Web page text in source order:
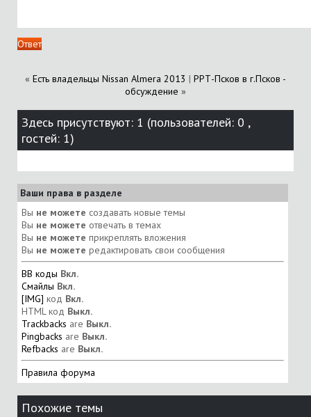
Ответ
« Есть владельцы Nissan Almera 2013 | РРТ-Псков в г.Псков -
обсуждение »
Здесь присутствуют: 1 (пользователей: 0 ,
гостей: 1)
Ваши права в разделе
Вы не можете создавать новые темы
Вы не можете отвечать в темах
Вы не можете прикреплять вложения
Вы не можете редактировать свои сообщения
BB коды Вкл.
Смайлы Вкл.
[IMG] код Вкл.
HTML код Выкл.
Trackbacks are Выкл.
Pingbacks are Выкл.
Refbacks are Выкл.
Правила форума
Похожие темы